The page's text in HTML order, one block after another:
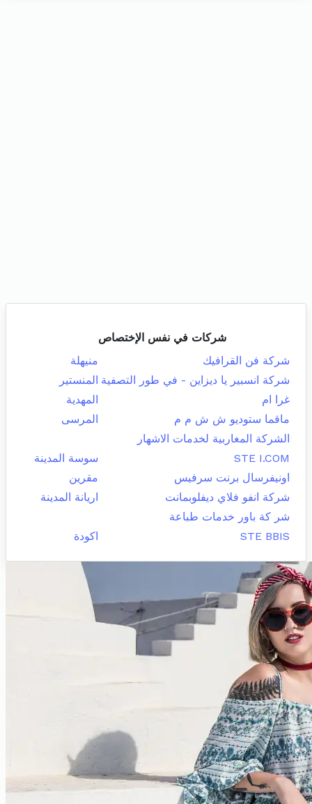
شركات في نفس الإختصاص
شركة فن القرافيك
منيهلة
شركة انسبير يا ديزاين - في طور التصفية المنستير
غرا ام
المهدية
ماقما ستوديو ش ش م م
المرسى
الشركة المغاربية لخدمات الاشهار
STE I.COM
سوسة المدينة
اونيفرسال برنت سرفيس
مقرين
شركة انفو فلاي ديفلوبمانت
اريانة المدينة
شر كة باور خدمات طباعة
STE BBIS
اكودة